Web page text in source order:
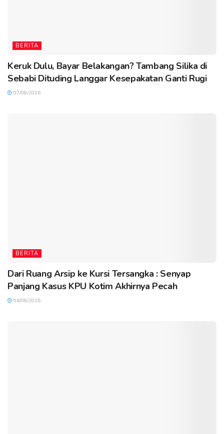
BERITA
Keruk Dulu, Bayar Belakangan? Tambang Silika di
Sebabi Dituding Langgar Kesepakatan Ganti Rugi
07/08/2026
BERITA
Dari Ruang Arsip ke Kursi Tersangka : Senyap
Panjang Kasus KPU Kotim Akhirnya Pecah
06/08/2026